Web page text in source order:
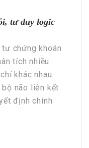
tư duy logic
chứng khoán
tích nhiều
khác nhau.
não liên kết
định chính